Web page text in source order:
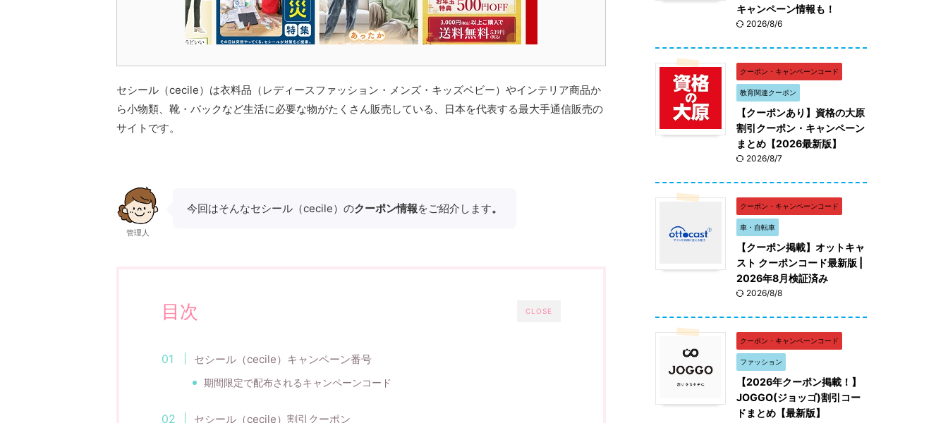
セシール（cecile）は衣料品（レディースファッション・メンズ・キッズベビー）やインテリア商品か
ら小物類、靴・バックなど生活に必要な物がたくさん販売している、日本を代表する最大手通信販売の
サイトです。
管理人
今回はそんなセシール（cecile）のクーポン情報をご紹介します。
CLOSE
目次
セシール（cecile）キャンペーン番号
期間限定で配布されるキャンペーンコード
セシール（cecile）割引クーポン
キャンペーン情報も！
2026/8/6
クーポン・キャンペーンコード
教育関連クーポン
【クーポンあり】資格の大原
割引クーポン・キャンペーン
まとめ【2026最新版】
2026/8/7
クーポン・キャンペーンコード
車・自転車
【クーポン掲載】オットキャ
スト クーポンコード最新版 |
2026年8月検証済み
2026/8/8
クーポン・キャンペーンコード
ファッション
【2026年クーポン掲載！】
JOGGO(ジョッゴ)割引コー
ドまとめ【最新版】